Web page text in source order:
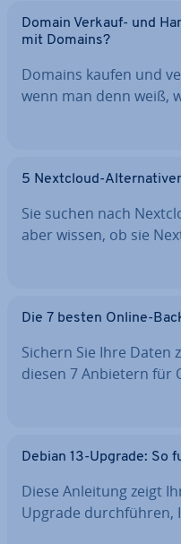
Domain Verkauf- und
mit Domains?
Domains kaufen und
wenn man denn weiß,
5 Nextcloud-
Sie suchen nach
aber wissen, ob sie
Die 7 besten Online-
Sichern Sie Ihre Daten
diesen 7 Anbietern für
Debian 13-Upgrade:
Diese Anleitung zeigt
Upgrade durch­füh­ren,